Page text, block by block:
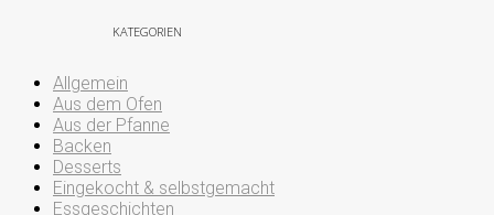
KATEGORIEN
Allgemein
Aus dem Ofen
Aus der Pfanne
Backen
Desserts
Eingekocht & selbstgemacht
Essgeschichten